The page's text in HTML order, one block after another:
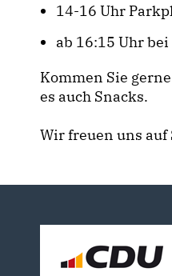
14-16 Uhr
ab 16:15 Uhr
Kommen Sie
es auch Snacks.
Wir freuen uns auf